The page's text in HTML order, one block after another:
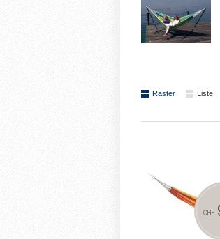
Raster Liste
CHF